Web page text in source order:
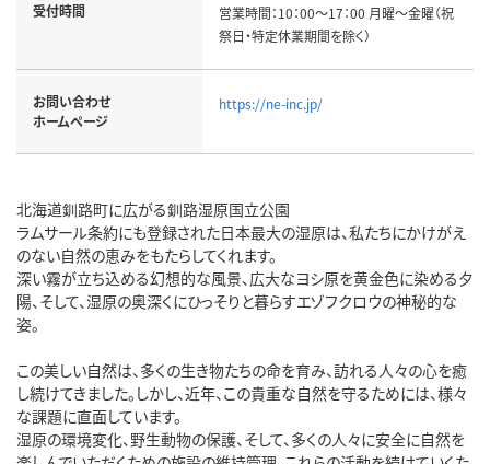
受付時間
営業時間：10：00～17：00 月曜～金曜（祝
祭日・特定休業期間を除く）
お問い合わせ
ホームページ
https://ne-inc.jp/
北海道釧路町に広がる釧路湿原国立公園
ラムサール条約にも登録された日本最大の湿原は、私たちにかけがえ
のない自然の恵みをもたらしてくれます。
深い霧が立ち込める幻想的な風景、広大なヨシ原を黄金色に染める夕
陽、そして、湿原の奥深くにひっそりと暮らすエゾフクロウの神秘的な
姿。
この美しい自然は、多くの生き物たちの命を育み、訪れる人々の心を癒
し続けてきました。しかし、近年、この貴重な自然を守るためには、様々
な課題に直面しています。
湿原の環境変化、野生動物の保護、そして、多くの人々に安全に自然を